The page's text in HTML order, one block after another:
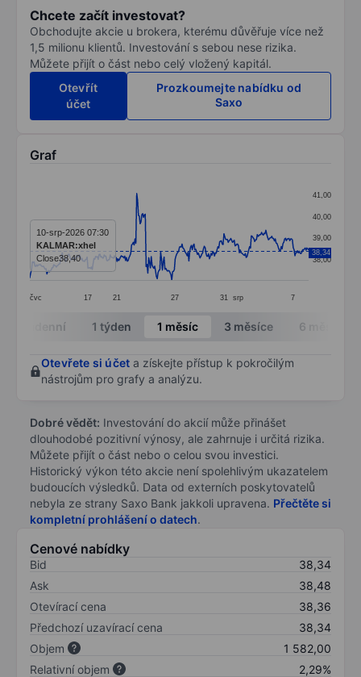
Chcete začít investovat?
Obchodujte akcie u brokera, kterému důvěřuje více než
1,5 milionu klientů. Investování s sebou nese rizika.
Můžete přijít o část nebo celý vložený kapitál.
Otevřít
účet
Prozkoumejte nabídku od
Saxo
Graf
Line chart with 327 data points.
The chart has 1 X axis displaying categories.
The chart has 1 Y axis displaying values. Data ranges
čvc 17 21 27 31 srp 7
38,00
39,00
40,00
41,00
38,34
10-srp-2026 07:30
KALMAR:xhel
Close38,40
End of interactive chart.
Intradenní 1 týden 1 měsíc 3 měsíce 6 měsíců
Otevřete si účet a získejte přístup k pokročilým
nástrojům pro grafy a analýzu.
Dobré vědět: Investování do akcií může přinášet
dlouhodobé pozitivní výnosy, ale zahrnuje i určitá rizika.
Můžete přijít o část nebo o celou svou investici.
Historický výkon této akcie není spolehlivým ukazatelem
budoucích výsledků. Data od externích poskytovatelů
nebyla ze strany Saxo Bank jakkoli upravena. Přečtěte si
kompletní prohlášení o datech.
Cenové nabídky
Bid
38,34
Ask
38,48
Otevírací cena
38,36
Předchozí uzavírací cena
38,34
Objem
1 582,00
Relativní objem
2,29%